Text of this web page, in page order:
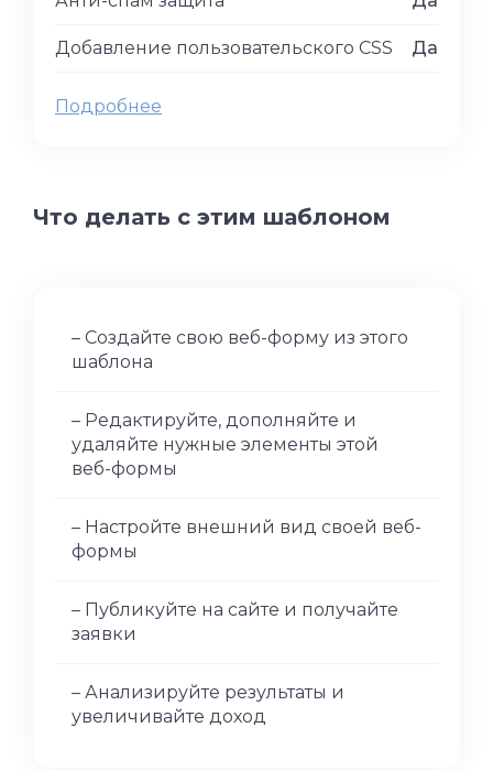
Добавление пользовательского CSS Да
Подробнее
Что делать с этим шаблоном
– Создайте свою веб-форму из этого
шаблона
– Редактируйте, дополняйте и
удаляйте нужные элементы этой
веб-формы
– Настройте внешний вид своей веб-
формы
– Публикуйте на сайте и получайте
заявки
– Анализируйте результаты и
увеличивайте доход